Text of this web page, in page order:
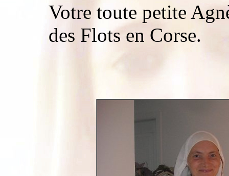
Votre toute petite
des Flots en Corse.